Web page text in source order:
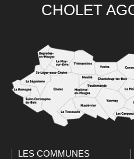
CHOLET
LES COMMUNES